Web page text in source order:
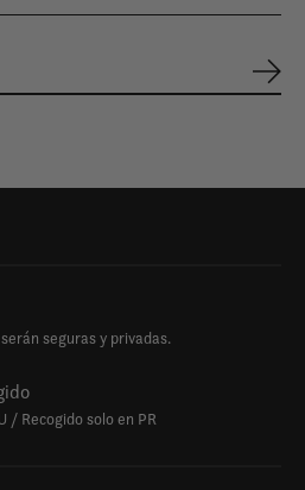
seguras y privadas.
/ Recogido solo en PR